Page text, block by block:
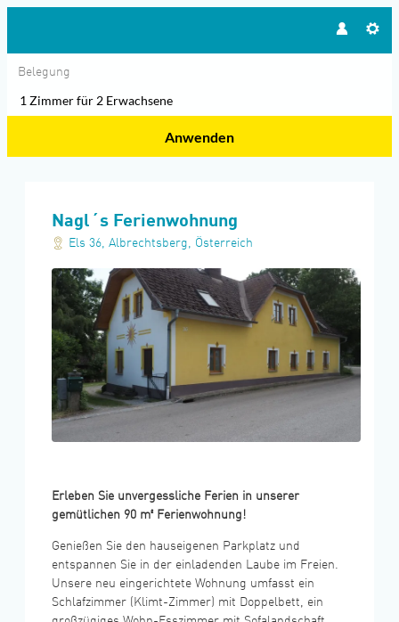
Belegung
1 Zimmerfür 2 Erwachsene
Anwenden
Nagl´s Ferienwohnung
Els 36, Albrechtsberg, Österreich
Erleben Sie unvergessliche Ferien in unserer
gemütlichen 90 m² Ferienwohnung!
Genießen Sie den hauseigenen Parkplatz und
entspannen Sie in der einladenden Laube im Freien.
Unsere neu eingerichtete Wohnung umfasst ein
Schlafzimmer (Klimt-Zimmer) mit Doppelbett, ein